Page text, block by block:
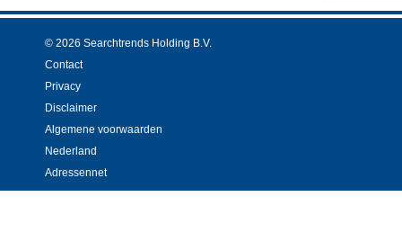
© 2026 Searchtrends Holding B.V.
Contact
Privacy
Disclaimer
Algemene voorwaarden
Nederland
Adressennet